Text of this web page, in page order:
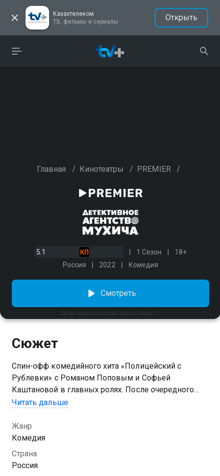
Казахтелеком
ТВ, фильмы и сериалы
Открыть
Главная / Кинотеатры / PREMIER /
5.1 1 Сезон
18+
Россия
2022 Комедия
Детективное агентство Мухича (сезон 1)
Смотреть
Сюжет
Спин-офф комедийного хита «Полицейский с
Рублевки» с Романом Поповым и Софьей
Каштановой в главных ролях. После очередного
«успешного» дела по поимке вора Мухича и
детективное агентство в Барвихе. Напарники
берутся за самые разные дела: от слежки за
любовницей богатого предпринимателя до защиты
директора IT-компании, в сознание которого кто-то
Читать дальше
Жанр
Комедия
Страна
Россия